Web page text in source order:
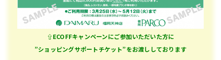
⇧ECOFFキャンペーンにご参加いただいた方に
”ショッピングサポートチケット”をお渡ししております